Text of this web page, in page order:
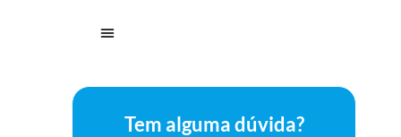
Tem alguma dúvida?